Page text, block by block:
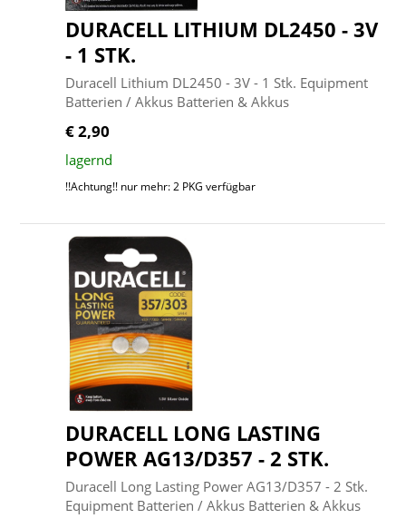
DURACELL LITHIUM DL2450 - 3V
- 1 STK.
Duracell Lithium DL2450 - 3V - 1 Stk. Equipment
Batterien / Akkus Batterien & Akkus
€ 2,90
lagernd
!!Achtung!! nur mehr: 2 PKG verfügbar
DURACELL LONG LASTING
POWER AG13/D357 - 2 STK.
Duracell Long Lasting Power AG13/D357 - 2 Stk.
Equipment Batterien / Akkus Batterien & Akkus